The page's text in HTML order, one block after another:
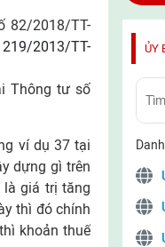
82/2018/TT-
219/2013/TT-
Thông tư số
ví dụ 37 tại
dựng gì trên
là giá trị tăng
thì đó chính
khoản thuế
ỦY